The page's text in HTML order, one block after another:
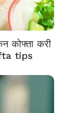
कोफ्ता करी
tips